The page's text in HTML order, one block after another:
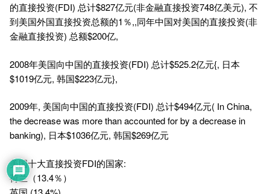
的直接投资(FDI) 总计$827亿元(非金融直接投资748亿美元), 不
到美国外国直接投资总额的1％,,同年中国对美国的直接投资(非
金融直接投资) 总额$200亿,
2008年美国向中国的直接投资(FDI) 总计$525.2亿元{, 日本
$1019亿元, 韩国$223亿元},
2009年, 美国向中国的直接投资(FDI) 总计$494亿元( In China,
the decrease was more than accounted for by a decrease in
banking), 日本$1036亿元, 韩国$269亿元
美国十大直接投资FDI的国家:
荷兰（13.4％）